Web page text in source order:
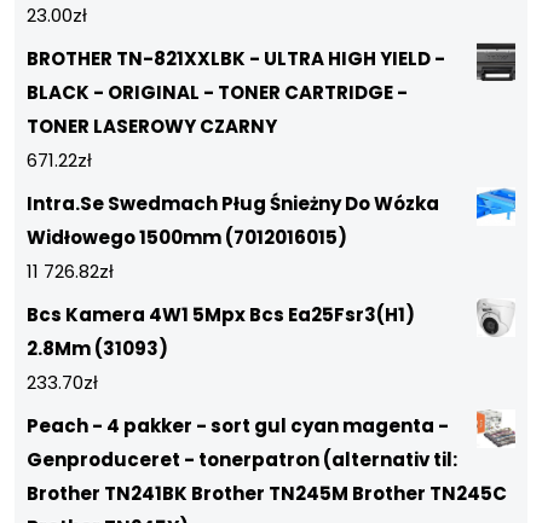
23.00zł
BROTHER TN-821XXLBK - ULTRA HIGH YIELD -
BLACK - ORIGINAL - TONER CARTRIDGE -
TONER LASEROWY CZARNY
671.22zł
Intra.Se Swedmach Pług Śnieżny Do Wózka
Widłowego 1500mm (7012016015)
11 726.82zł
Bcs Kamera 4W1 5Mpx Bcs Ea25Fsr3(H1)
2.8Mm (31093)
233.70zł
Peach - 4 pakker - sort gul cyan magenta -
Genproduceret - tonerpatron (alternativ til:
Brother TN241BK Brother TN245M Brother TN245C